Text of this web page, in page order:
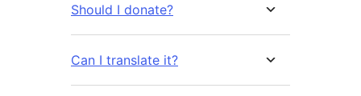
Should I donate?
Can I translate it?